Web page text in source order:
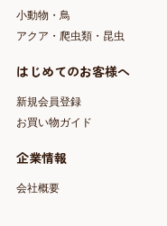
小動物・鳥
アクア・爬虫類・昆虫
はじめてのお客様へ
新規会員登録
お買い物ガイド
企業情報
会社概要